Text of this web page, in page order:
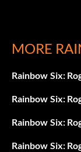
MORE
Rainbow Six:
Rainbow Six:
Rainbow Six:
Rainbow Six: